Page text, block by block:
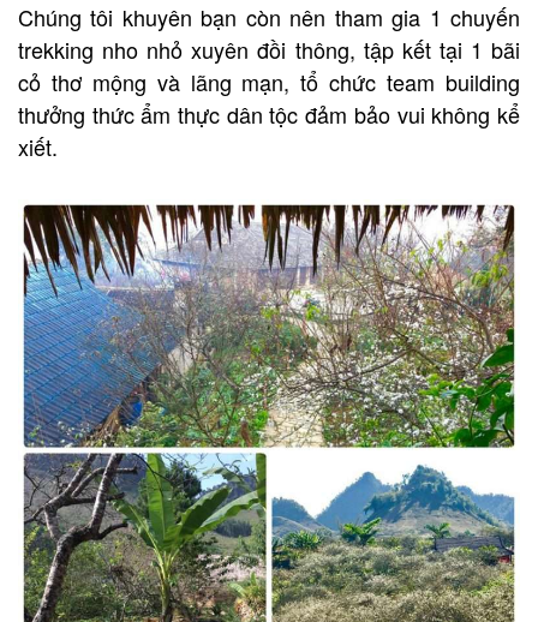
Chúng tôi khuyên bạn còn nên tham gia 1 chuyến
trekking nho nhỏ xuyên đồi thông, tập kết tại 1 bãi
cỏ thơ mộng và lãng mạn, tổ chức team building
thưởng thức ẩm thực dân tộc đảm bảo vui không kể
xiết.